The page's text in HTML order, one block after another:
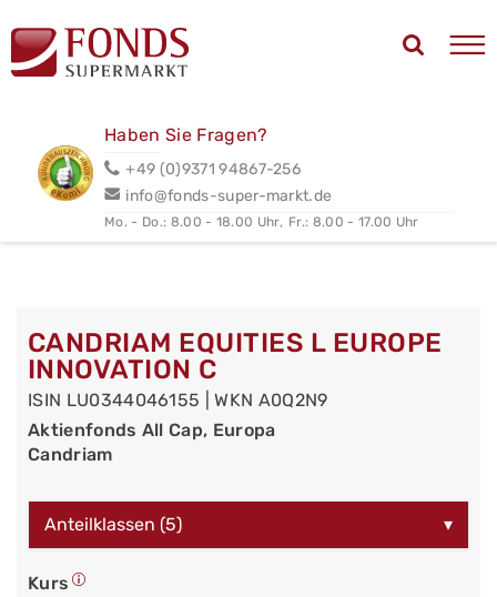
Haben Sie Fragen?
+49 (0)9371 94867-256
info@fonds-super-markt.de
Mo. - Do.: 8.00 - 18.00 Uhr, Fr.: 8.00 - 17.00 Uhr
CANDRIAM EQUITIES L EUROPE
INNOVATION C
ISIN LU0344046155 | WKN A0Q2N9
Aktienfonds All Cap, Europa
Candriam
Anteilklassen (5) ▾
Kurs